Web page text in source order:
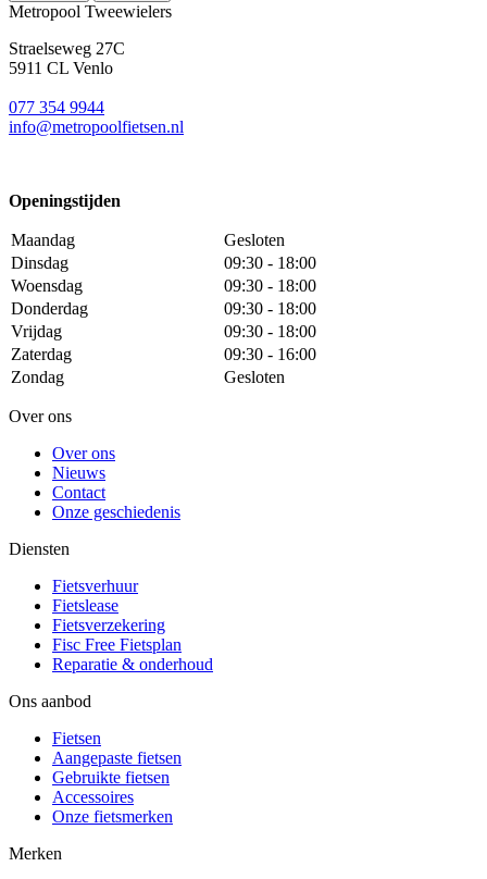
Metropool Tweewielers
Straelseweg 27C
5911 CL Venlo
077 354 9944
info@metropoolfietsen.nl
Openingstijden
Maandag
Gesloten
Dinsdag
09:30 - 18:00
Woensdag
09:30 - 18:00
Donderdag
09:30 - 18:00
Vrijdag
09:30 - 18:00
Zaterdag
09:30 - 16:00
Zondag
Gesloten
Over ons
Over ons
Nieuws
Contact
Onze geschiedenis
Diensten
Fietsverhuur
Fietslease
Fietsverzekering
Fisc Free Fietsplan
Reparatie & onderhoud
Ons aanbod
Fietsen
Aangepaste fietsen
Gebruikte fietsen
Accessoires
Onze fietsmerken
Merken